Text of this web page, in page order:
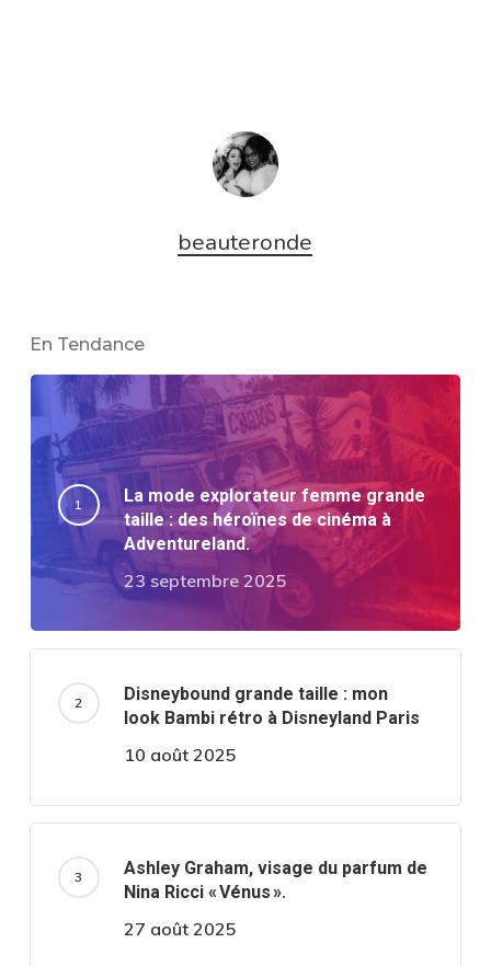
beauteronde
En Tendance
La mode explorateur femme grande
taille : des héroïnes de cinéma à
Adventureland.
23 septembre 2025
Disneybound grande taille : mon
look Bambi rétro à Disneyland Paris
10 août 2025
Ashley Graham, visage du parfum de
Nina Ricci « Vénus ».
27 août 2025